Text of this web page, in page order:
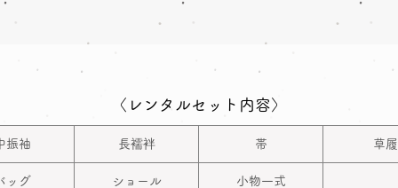
〈レンタルセット内容〉
振袖 長襦袢 帯 草履
ッグ ショール 小物一式